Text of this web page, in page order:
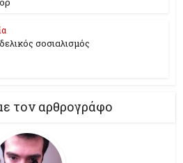
σοσιαλισμός
τον αρθρογράφο